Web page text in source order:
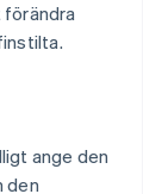
förändra
ange den
den